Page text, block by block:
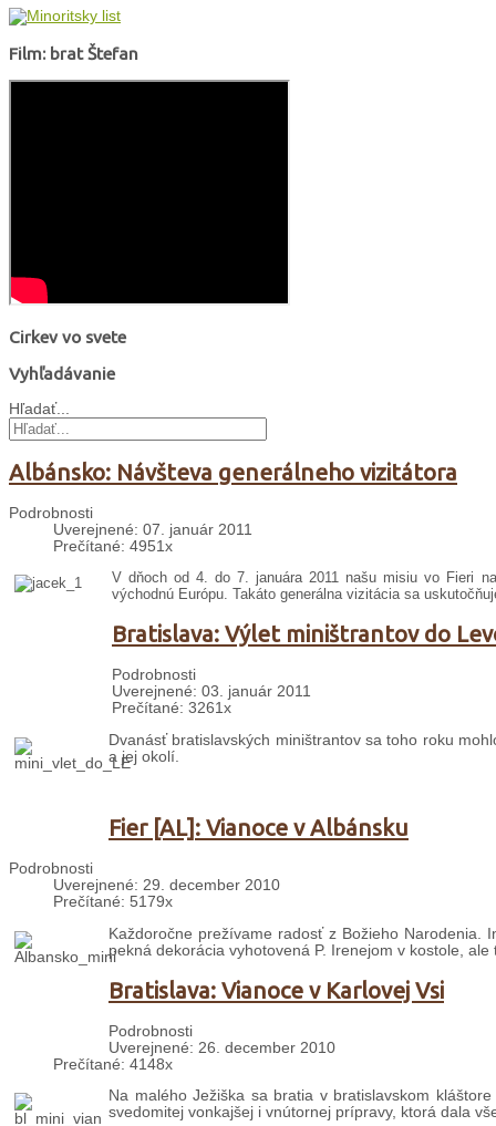
Film: brat Štefan
Cirkev vo svete
Vyhľadávanie
Hľadať...
Albánsko: Návšteva generálneho vizitátora
Podrobnosti
Uverejnené: 07. január 2011
Prečítané: 4951x
V dňoch od 4. do 7. januára 2011 našu misiu vo Fieri
východnú Európu. Takáto generálna vizitácia sa
Bratislava: Výlet miništrantov do
Podrobnosti
Uverejnené: 03. január 2011
Prečítané: 3261x
Dvanásť bratislavských miništrantov sa toho roku
a jej okolí.
Fier [AL]: Vianoce v Albánsku
Podrobnosti
Uverejnené: 29. december 2010
Prečítané: 5179x
Každoročne prežívame radosť z Božieho
pekná dekorácia vyhotovená P. Irenejom v kostole,
Bratislava: Vianoce v Karlovej Vsi
Podrobnosti
Uverejnené: 26. december 2010
Prečítané: 4148x
Na malého Ježiška sa bratia v bratislavskom
svedomitej vonkajšej i vnútornej prípravy, ktorá dala